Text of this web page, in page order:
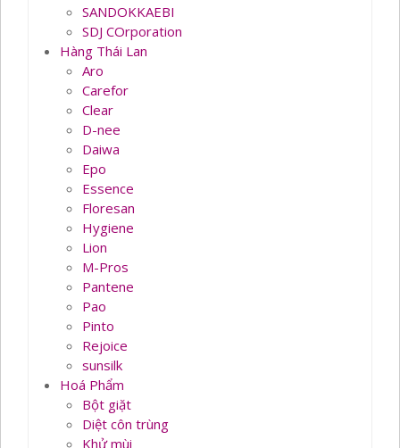
SANDOKKAEBI
SDJ COrporation
Hàng Thái Lan
Aro
Carefor
Clear
D-nee
Daiwa
Epo
Essence
Floresan
Hygiene
Lion
M-Pros
Pantene
Pao
Pinto
Rejoice
sunsilk
Hoá Phẩm
Bột giặt
Diệt côn trùng
Khử mùi